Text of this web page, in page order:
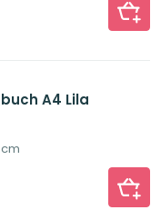
A4 Lila